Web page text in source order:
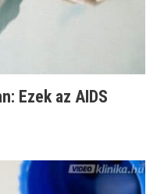
Ezek az AIDS